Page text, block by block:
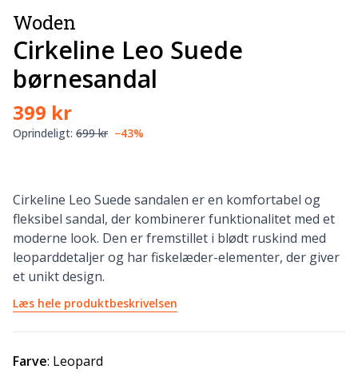
Woden
Cirkeline Leo Suede
børnesandal
399 kr
Oprindeligt: 699 kr −43%
Cirkeline Leo Suede sandalen er en komfortabel og
fleksibel sandal, der kombinerer funktionalitet med et
moderne look. Den er fremstillet i blødt ruskind med
leoparddetaljer og har fiskelæder-elementer, der giver
et unikt design.
Læs hele produktbeskrivelsen
Farve: Leopard